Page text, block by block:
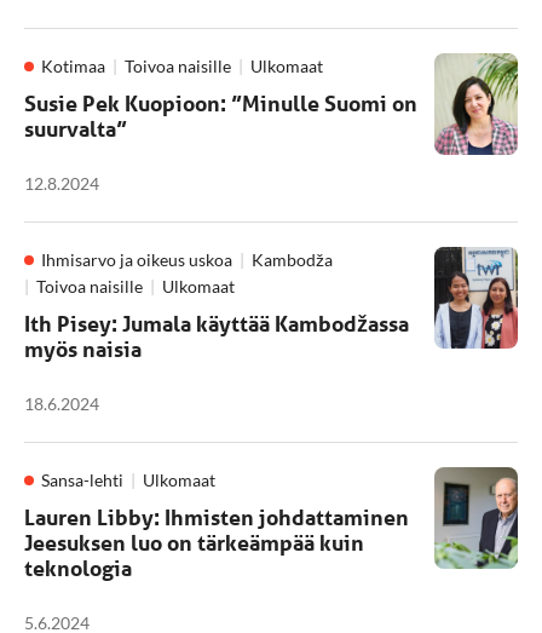
Kotimaa Toivoa naisille Ulkomaat
Susie Pek Kuopioon: ”Minulle Suomi on
suurvalta”
12.8.2024
Ihmisarvo ja oikeus uskoa
Kambodža
Toivoa naisille
Ulkomaat
Ith Pisey: Jumala käyttää Kambodžassa
myös naisia
18.6.2024
Sansa-lehti Ulkomaat
Lauren Libby: Ihmisten johdattaminen
Jeesuksen luo on tärkeämpää kuin
teknologia
5.6.2024